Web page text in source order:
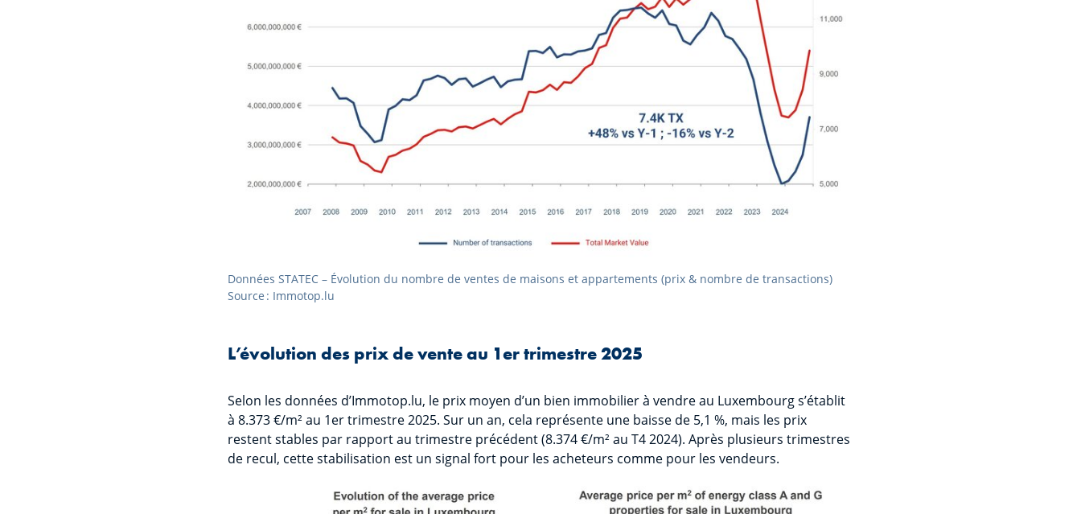
Données STATEC – Évolution du nombre de ventes de maisons et appartements (prix & nombre de transactions)
Source : Immotop.lu
L’évolution des prix de vente au 1er trimestre 2025
Selon les données d’Immotop.lu, le prix moyen d’un bien immobilier à vendre au Luxembourg s’établit
à 8.373 €/m² au 1er trimestre 2025. Sur un an, cela représente une baisse de 5,1 %, mais les prix
restent stables par rapport au trimestre précédent (8.374 €/m² au T4 2024). Après plusieurs trimestres
de recul, cette stabilisation est un signal fort pour les acheteurs comme pour les vendeurs.